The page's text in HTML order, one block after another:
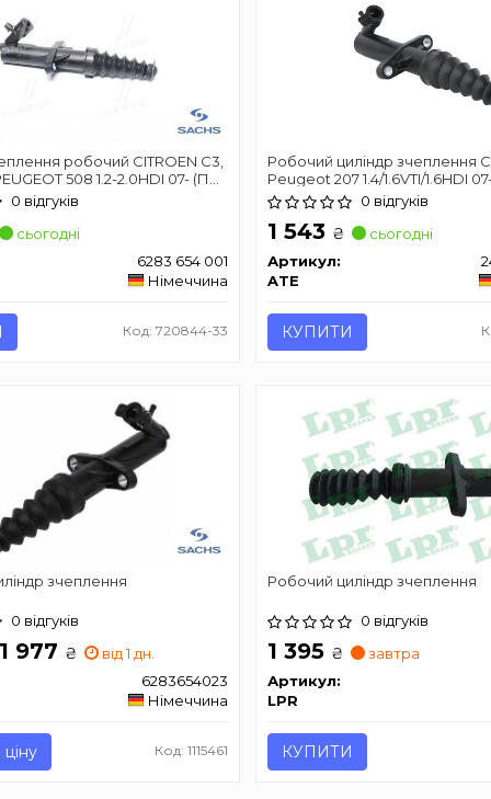
робочий CITROEN C3,
508 1.2-2.0HDI 07- (Пр-
0 відгуків
сьогодні
6283 654 001
Німеччина
Код: 720844-33
Робочий циліндр зчеплення
Peugeot 207 1.4/1.6VTI/1.6HDI
0 відгуків
1 543 ₴
сьогодні
Артикул:
ATE
КУПИТИ
зчеплення
0 відгуків
977 ₴
від 1 дн.
6283654023
Німеччина
Код: 1115461
Робочий циліндр зчеплення
0 відгуків
1 395 ₴
завтра
Артикул:
LPR
КУПИТИ